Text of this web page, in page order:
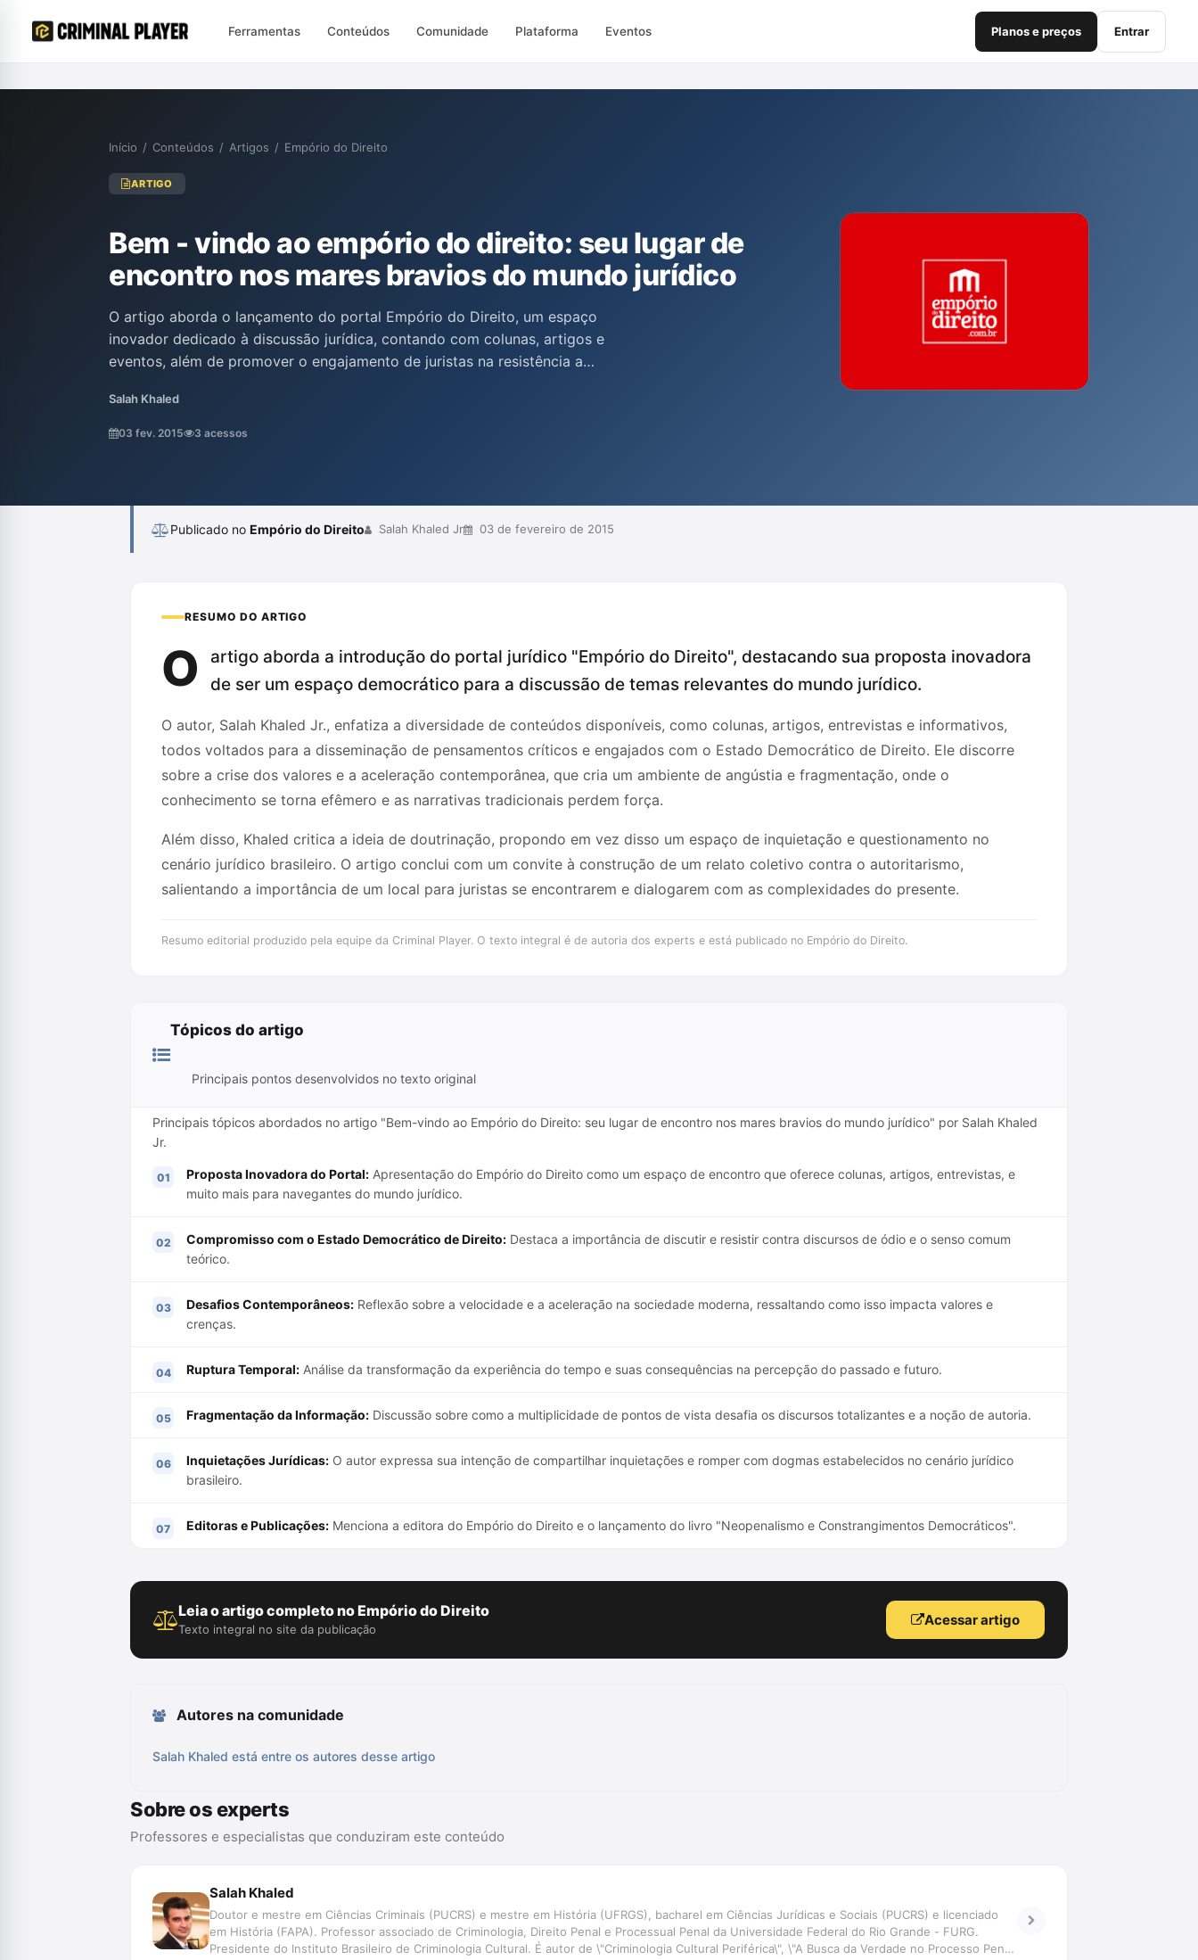
Ferramentas Conteúdos Comunidade Plataforma Eventos Planos e preços Entrar
Início / Conteúdos / Artigos / Empório do Direito
ARTIGO
Bem - vindo ao empório do direito: seu lugar de
encontro nos mares bravios do mundo jurídico
O artigo aborda o lançamento do portal Empório do Direito, um espaço
inovador dedicado à discussão jurídica, contando com colunas, artigos e
eventos, além de promover o engajamento de juristas na resistência a
importância de se oferecer uma alternativa democrática para a interação no
mundo jurídico, enfatizando a complexidade da sociedade contemporânea. A
Salah Khaled
03 fev. 2015 3 acessos
Publicado no Empório do Direito Salah Khaled Jr 03 de fevereiro de 2015
RESUMO DO ARTIGO
O
artigo aborda a introdução do portal jurídico "Empório do Direito", destacando sua proposta inovadora
de ser um espaço democrático para a discussão de temas relevantes do mundo jurídico.
O autor, Salah Khaled Jr., enfatiza a diversidade de conteúdos disponíveis, como colunas, artigos, entrevistas e informativos,
todos voltados para a disseminação de pensamentos críticos e engajados com o Estado Democrático de Direito. Ele discorre
sobre a crise dos valores e a aceleração contemporânea, que cria um ambiente de angústia e fragmentação, onde o
conhecimento se torna efêmero e as narrativas tradicionais perdem força.
Além disso, Khaled critica a ideia de doutrinação, propondo em vez disso um espaço de inquietação e questionamento no
cenário jurídico brasileiro. O artigo conclui com um convite à construção de um relato coletivo contra o autoritarismo,
salientando a importância de um local para juristas se encontrarem e dialogarem com as complexidades do presente.
Resumo editorial produzido pela equipe da Criminal Player. O texto integral é de autoria dos experts e está publicado no Empório do Direito.
Tópicos do artigo
Principais pontos desenvolvidos no texto original
Principais tópicos abordados no artigo "Bem-vindo ao Empório do Direito: seu lugar de encontro nos mares bravios do mundo jurídico" por Salah Khaled
Jr.
Proposta Inovadora do Portal: Apresentação do Empório do Direito como um espaço de encontro que oferece colunas, artigos, entrevistas, e
muito mais para navegantes do mundo jurídico.
Compromisso com o Estado Democrático de Direito: Destaca a importância de discutir e resistir contra discursos de ódio e o senso comum
teórico.
Desafios Contemporâneos: Reflexão sobre a velocidade e a aceleração na sociedade moderna, ressaltando como isso impacta valores e
crenças.
Ruptura Temporal: Análise da transformação da experiência do tempo e suas consequências na percepção do passado e futuro.
Fragmentação da Informação: Discussão sobre como a multiplicidade de pontos de vista desafia os discursos totalizantes e a noção de autoria.
Inquietações Jurídicas: O autor expressa sua intenção de compartilhar inquietações e romper com dogmas estabelecidos no cenário jurídico
brasileiro.
Editoras e Publicações: Menciona a editora do Empório do Direito e o lançamento do livro "Neopenalismo e Constrangimentos Democráticos".
Leia o artigo completo no Empório do Direito
Texto integral no site da publicação
Acessar artigo
Autores na comunidade
Salah Khaled está entre os autores desse artigo
Sobre os experts
Professores e especialistas que conduziram este conteúdo
Salah Khaled
Doutor e mestre em Ciências Criminais (PUCRS) e mestre em História (UFRGS), bacharel em Ciências Jurídicas e Sociais (PUCRS) e licenciado
em História (FAPA). Professor associado de Criminologia, Direito Penal e Processual Penal da Universidade Federal do Rio Grande - FURG.
Presidente do Instituto Brasileiro de Criminologia Cultural. É autor de \"Criminologia Cultural Periférica\", \"A Busca da Verdade no Processo Penal: